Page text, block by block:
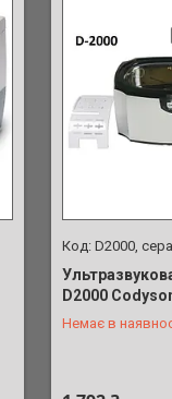
D2000,
D2000
Немає в
+380 (98) 902-